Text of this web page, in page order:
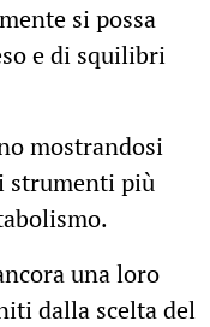
si possa
e di squilibri
mostrandosi
strumenti più
una loro
dalla scelta del